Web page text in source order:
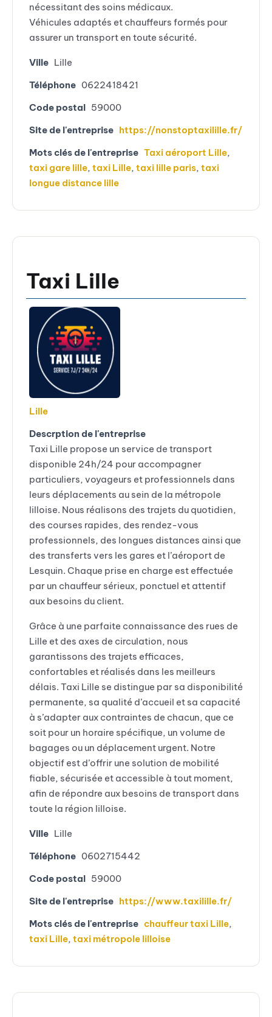
nécessitant des soins médicaux.
Véhicules adaptés et chauffeurs formés pour
assurer un transport en toute sécurité.
Ville Lille
Téléphone 0622418421
Code postal 59000
Site de l'entreprise https://nonstoptaxilille.fr/
Mots clés de l'entreprise Taxi aéroport Lille,
taxi gare lille, taxi Lille, taxi lille paris, taxi
longue distance lille
Taxi Lille
Lille
Descrption de l'entreprise
Taxi Lille propose un service de transport
disponible 24h/24 pour accompagner
particuliers, voyageurs et professionnels dans
leurs déplacements au sein de la métropole
lilloise. Nous réalisons des trajets du quotidien,
des courses rapides, des rendez-vous
professionnels, des longues distances ainsi que
des transferts vers les gares et l’aéroport de
Lesquin. Chaque prise en charge est effectuée
par un chauffeur sérieux, ponctuel et attentif
aux besoins du client.
Grâce à une parfaite connaissance des rues de
Lille et des axes de circulation, nous
garantissons des trajets efficaces,
confortables et réalisés dans les meilleurs
délais. Taxi Lille se distingue par sa disponibilité
permanente, sa qualité d’accueil et sa capacité
à s’adapter aux contraintes de chacun, que ce
soit pour un horaire spécifique, un volume de
bagages ou un déplacement urgent. Notre
objectif est d’offrir une solution de mobilité
fiable, sécurisée et accessible à tout moment,
afin de répondre aux besoins de transport dans
toute la région lilloise.
Ville Lille
Téléphone 0602715442
Code postal 59000
Site de l'entreprise https://www.taxilille.fr/
Mots clés de l'entreprise chauffeur taxi Lille,
taxi Lille, taxi métropole lilloise